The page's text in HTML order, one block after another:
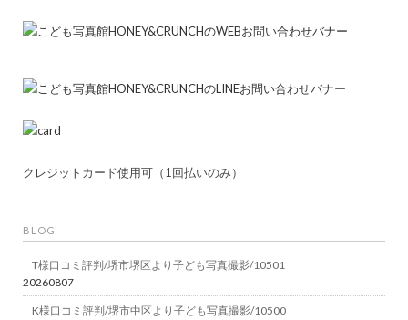
クレジットカード使用可（1回払いのみ）
BLOG
T様口コミ評判/堺市堺区より子ども写真撮影/10501
20260807
K様口コミ評判/堺市中区より子ども写真撮影/10500